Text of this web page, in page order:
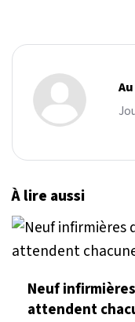
À lire aussi
Neuf
attendent